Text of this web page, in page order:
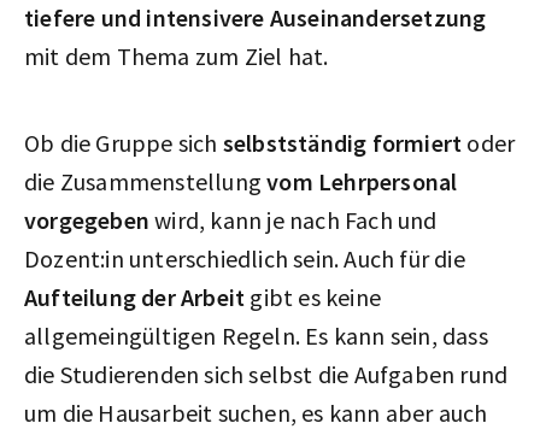
tiefere und intensivere Auseinandersetzung
mit dem Thema zum Ziel hat.
Ob die Gruppe sich selbstständig formiert oder
die Zusammenstellung vom Lehrpersonal
vorgegeben wird, kann je nach Fach und
Dozent:in unterschiedlich sein. Auch für die
Aufteilung der Arbeit gibt es keine
allgemeingültigen Regeln. Es kann sein, dass
die Studierenden sich selbst die Aufgaben rund
um die Hausarbeit suchen, es kann aber auch